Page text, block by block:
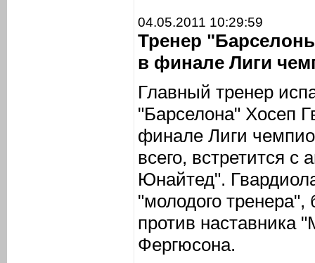
04.05.2011 10:29:59
Тренер
в финале Лиги
Главный тренер
"Барселона" Хосеп
финале Лиги
всего, встретится с
Юнайтед".
"молодого тренера",
против наставника
Фергюсона.